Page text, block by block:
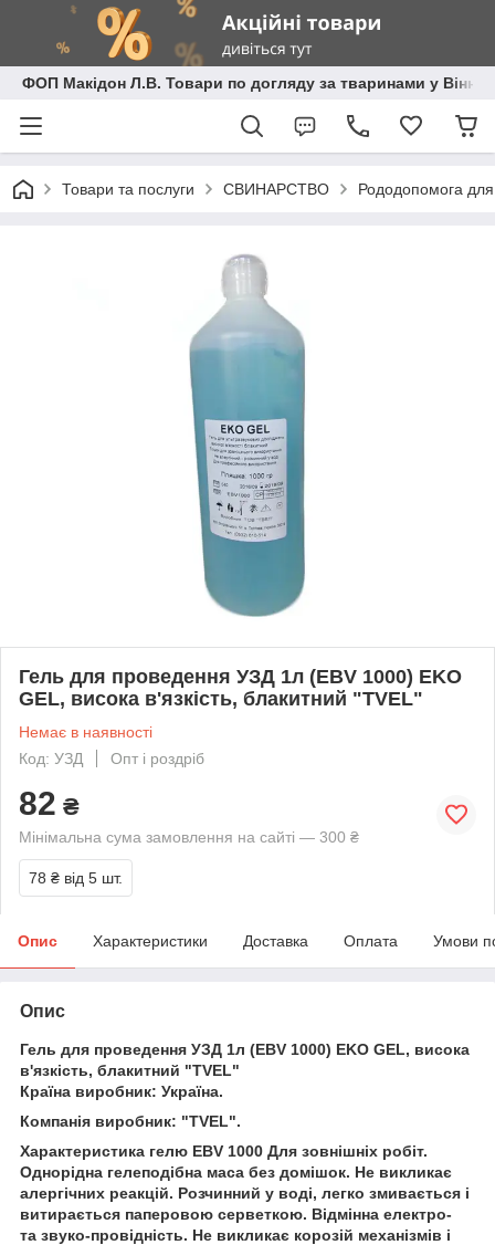
ФОП Макідон Л.В. Товари по догляду за тваринами у
Товари та послуги СВИНАРСТВО Рододопомога
Гель для проведення УЗД 1л (EBV 1000) EKO
GEL, висока в'язкість, блакитний "TVEL"
Немає в наявності
Код: УЗД
Опт і роздріб
82 ₴
Мінімальна сума замовлення на сайті — 300 ₴
78 ₴ від 5 шт.
Опис Характеристики Доставка Оплата Умови
Опис
Гель для проведення УЗД 1л (EBV 1000) EKO GEL, висока
в'язкість, блакитний "TVEL"
Країна виробник: Україна.
Компанія виробник: "TVEL".
Характеристика гелю EBV 1000 Для зовнішніх робіт.
Однорідна гелеподібна маса без домішок. Не викликає
алергічних реакцій. Розчинний у воді, легко змивається і
витирається паперовою серветкою. Відмінна електро-
та звуко-провідність. Не викликає корозій механізмів і